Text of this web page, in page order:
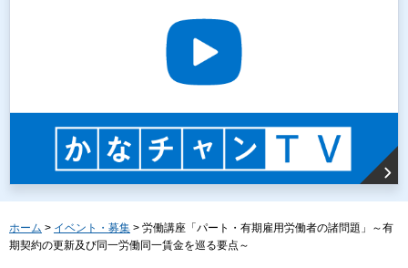
ホーム > イベント・募集 > 労働講座「パート・有期雇用労働者の諸問題」～有
期契約の更新及び同一労働同一賃金を巡る要点～